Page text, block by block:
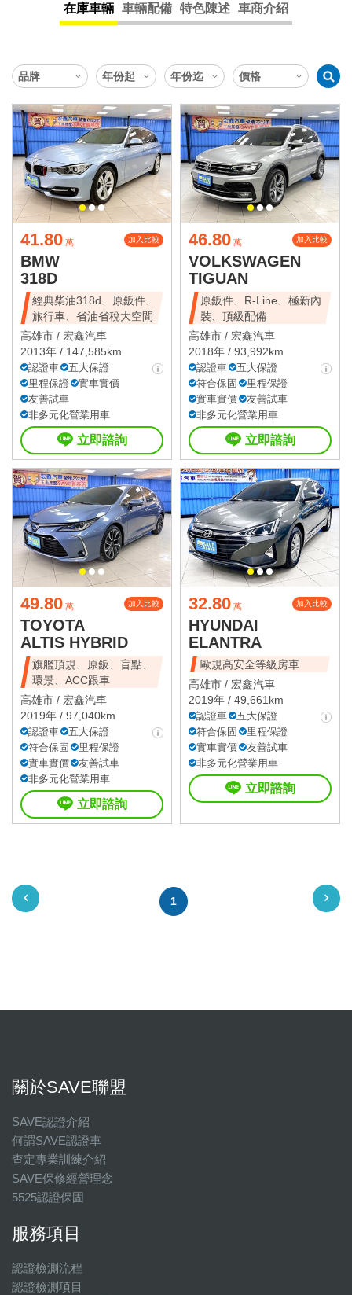
在庫車輛 車輛配備 特色陳述 車商介紹
41.80 萬 加入比較
BMW
318D
經典柴油318d、原鈑件、
旅行車、省油省稅大空間
高雄市 / 宏鑫汽車
2013年 / 147,585km
認證車
五大保證
里程保證
實車實價
友善試車
非多元化營業用車
立即諮詢
46.80 萬 加入比較
VOLKSWAGEN
TIGUAN
原鈑件、R-Line、極新內
裝、頂級配備
高雄市 / 宏鑫汽車
2018年 / 93,992km
認證車
五大保證
符合保固
里程保證
實車實價
友善試車
非多元化營業用車
立即諮詢
49.80 萬 加入比較
TOYOTA
ALTIS HYBRID
旗艦頂規、原鈑、盲點、
環景、ACC跟車
高雄市 / 宏鑫汽車
2019年 / 97,040km
認證車
五大保證
符合保固
里程保證
實車實價
友善試車
非多元化營業用車
立即諮詢
32.80 萬 加入比較
HYUNDAI
ELANTRA
歐規高安全等級房車
高雄市 / 宏鑫汽車
2019年 / 49,661km
認證車
五大保證
符合保固
里程保證
實車實價
友善試車
非多元化營業用車
立即諮詢
1
關於SAVE聯盟
SAVE認證介紹
何謂SAVE認證車
查定專業訓練介紹
SAVE保修經營理念
5525認證保固
服務項目
認證檢測流程
認證檢測項目